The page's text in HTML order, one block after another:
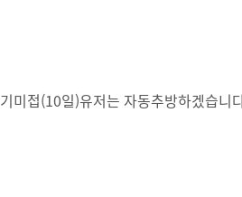
미접(10일)유저는 자동추방하겠습니